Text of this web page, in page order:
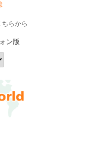
らから
ン版